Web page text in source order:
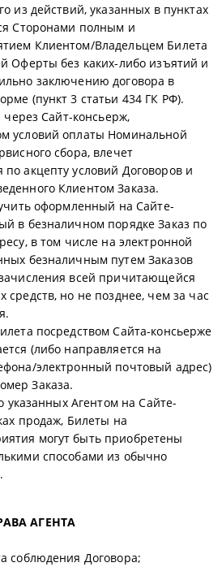
из действий, указанных в пунктах
Сторонами полным и
Клиентом/Владельцем Билета
Оферты без каких-либо изъятий и
заключению договора в
(пункт 3 статьи 434 ГК РФ).
Сайт-консьерж,
условий оплаты Номинальной
сбора, влечет
акцепту условий Договоров и
Клиентом Заказа.
оформленный на Сайте-
в безналичном порядке Заказ по
в том числе на электронной
безналичным путем Заказов
всей причитающейся
но не позднее, чем за час
посредством Сайта-консьерже
(либо направляется на
электронный почтовый адрес)
Заказа.
указанных Агентом на Сайте-
продаж, Билеты на
могут быть приобретены
способами из обычно
АГЕНТА
соблюдения Договора;